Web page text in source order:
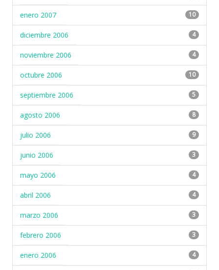
enero 2007 10
diciembre 2006 4
noviembre 2006 4
octubre 2006 10
septiembre 2006 5
agosto 2006 8
julio 2006 9
junio 2006 3
mayo 2006 4
abril 2006 4
marzo 2006 3
febrero 2006 3
enero 2006 4